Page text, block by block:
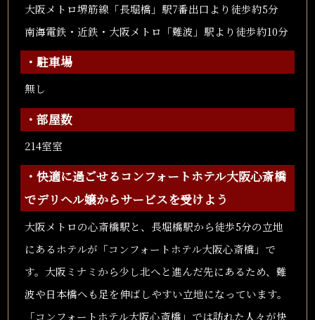
大阪メトロ堺筋線「長堀橋」駅7番出口より徒歩約5分
南海電鉄・近鉄・大阪メトロ「難波」駅より徒歩約10分
・駐車場
無し
・部屋数
214室室
・快適に過ごせるコンフォートホテル大阪心斎橋
でデリヘル嬢からサービスを受けよう
大阪メトロの心斎橋駅と、長堀橋駅から徒歩5分の立地
にあるホテルが「コンフォートホテル大阪心斎橋」で
す。大阪ミナミから少し北へと進んだ先にあるため、難
波や日本橋へも足を伸ばしやすい立地になっています。
「コンフォートホテル大阪心斎橋」では訪れた人々が快